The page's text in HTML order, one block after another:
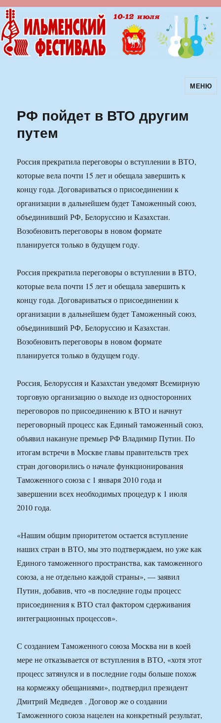
Ильменский фестиваль авторскойМЕНЮ
РФ пойдет в ВТО другим
путем
Россия прекратила переговоры о вступлении в ВТО,
которые вела почти 15 лет и обещала завершить к
концу года. Договариваться о присоединении к
организации в дальнейшем будет Таможенный союз,
объединивший РФ, Белоруссию и Казахстан.
Возобновить переговоры в новом формате
планируется только в будущем году.
Россия прекратила переговоры о вступлении в ВТО,
которые вела почти 15 лет и обещала завершить к
концу года. Договариваться о присоединении к
организации в дальнейшем будет Таможенный союз,
объединивший РФ, Белоруссию и Казахстан.
Возобновить переговоры в новом формате
планируется только в будущем году.
Россия, Белоруссия и Казахстан уведомят Всемирную
торговую организацию о выходе из односторонних
переговоров по присоединению к ВТО и начнут
переговорный процесс как Единый таможенный союз,
объявил накануне премьер РФ Владимир Путин. По
итогам встречи в Москве главы правительств трех
стран договорились о начале функционирования
Таможенного союза с 1 января 2010 года и
завершении всех необходимых процедур к 1 июля
2010 года.
«Нашим общим приоритетом остается вступление
наших стран в ВТО, мы это подтверждаем, но уже как
Единого таможенного пространства, как таможенного
союза, а не отдельно каждой страны», — заявил
Путин, добавив, что «в последние годы процесс
присоединения к ВТО стал фактором сдерживания
интеграционных процессов».
С созданием Таможенного союза Москва ни в коей
мере не отказывается от вступления в ВТО, «хотя этот
процесс затянулся и в последние годы больше похож
на кормежку обещаниями», подтвердил президент
Дмитрий Медведев . Договор же о создании
Таможенного союза нацелен на конкретный результат,